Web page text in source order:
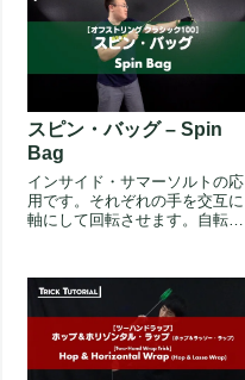
スピン・バッグ – Spin
Bag
インサイド・サマーソルトの応
用です。それぞれの手を交互に
軸にして回転させます。自転車